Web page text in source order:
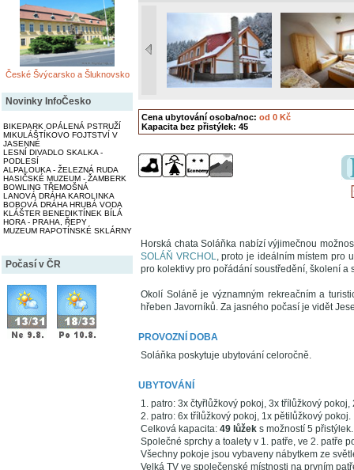
České Švýcarsko a Šluknovsko
Novinky InfoČesko
BIKEPARK OPÁLENÁ PSTRUŽÍ
MIKULÁŠTÍKOVO FOJTSTVÍ V
JASENNÉ
LESNÍ DIVADLO SKALKA -
PODLESÍ
ALPALOUKA - ŽELEZNÁ RUDA
HASIČSKÉ MUZEUM - ŽAMBERK
BOWLING TŘEMOŠNÁ
LANOVÁ DRÁHA KAROLINKA
BOBOVÁ DRÁHA HRUBÁ VODA
KLÁŠTER BENEDIKTÍNEK BÍLÁ
HORA - PRAHA, ŘEPY
MUZEUM RAPOTÍNSKÉ SKLÁRNY
Počasí v ČR
Cena ubytování osoba/noc: od 0 Kč
Kapacita bez přistýlek: 45
Horská chata Soláňka nabízí výjimečnou
SOLÁŇ VRCHOL, proto je ideálním místem pro
pro kolektivy pro pořádání soustředění, školení a
Okolí Soláně je významným rekreačním a
hřeben Javorníků. Za jasného počasí je vidět
PROVOZNÍ DOBA
Soláňka poskytuje ubytování celoročně.
UBYTOVÁNÍ
1. patro: 3x čtyřlůžkový pokoj, 3x třílůžkový
2. patro: 6x třílůžkový pokoj, 1x pětilůžkový pokoj.
Celková kapacita: 49 lůžek s možností 5 přistýlek.
Společné sprchy a toalety v 1. patře, ve 2. patře
Všechny pokoje jsou vybaveny nábytkem ze
Velká TV ve společenské místnosti na prvním